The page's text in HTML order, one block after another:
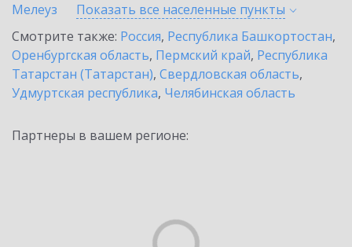
Мелеуз
Показать все населенные пункты
Смотрите также: Россия, Республика Башкортостан,
Оренбургская область, Пермский край, Республика
Татарстан (Татарстан), Свердловская область,
Удмуртская республика, Челябинская область
Партнеры в вашем регионе: